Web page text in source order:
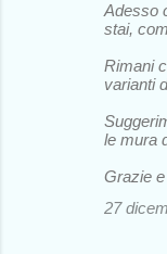
Adesso
stai,
Rimani
varianti
le mura
Grazie
27